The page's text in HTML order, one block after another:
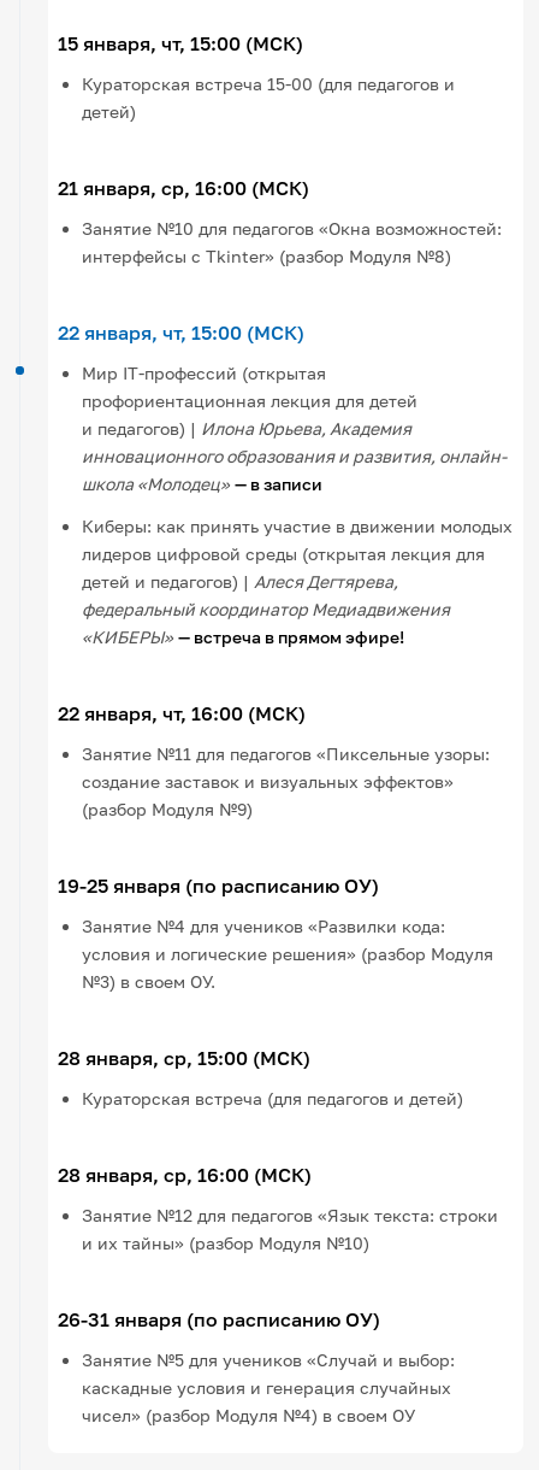
15 января, чт, 15:00 (МСК)
Кураторская встреча 15-00 (для педагогов и
детей)
21 января, ср, 16:00 (МСК)
Занятие №10 для педагогов «Окна возможностей:
интерфейсы с Tkinter» (разбор Модуля №8)
22 января, чт, 15:00 (МСК)
Мир IT-профессий (открытая
профориентационная лекция для детей
и педагогов) | Илона Юрьева, Академия
инновационного образования и развития, онлайн-
школа «Молодец» — в записи
Киберы: как принять участие в движении молодых
лидеров цифровой среды (открытая лекция для
детей и педагогов) | Алеся Дегтярева,
федеральный координатор Медиадвижения
«КИБЕРЫ» — встреча в прямом эфире!
22 января, чт, 16:00 (МСК)
Занятие №11 для педагогов «Пиксельные узоры:
создание заставок и визуальных эффектов»
(разбор Модуля №9)
19-25 января (по расписанию ОУ)
Занятие №4 для учеников «Развилки кода:
условия и логические решения» (разбор Модуля
№3) в своем ОУ.
28 января, ср, 15:00 (МСК)
Кураторская встреча (для педагогов и детей)
28 января, ср, 16:00 (МСК)
Занятие №12 для педагогов «Язык текста: строки
и их тайны» (разбор Модуля №10)
26-31 января (по расписанию ОУ)
Занятие №5 для учеников «Случай и выбор:
каскадные условия и генерация случайных
чисел» (разбор Модуля №4) в своем ОУ